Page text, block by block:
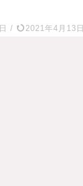
/ 2021年4月13日